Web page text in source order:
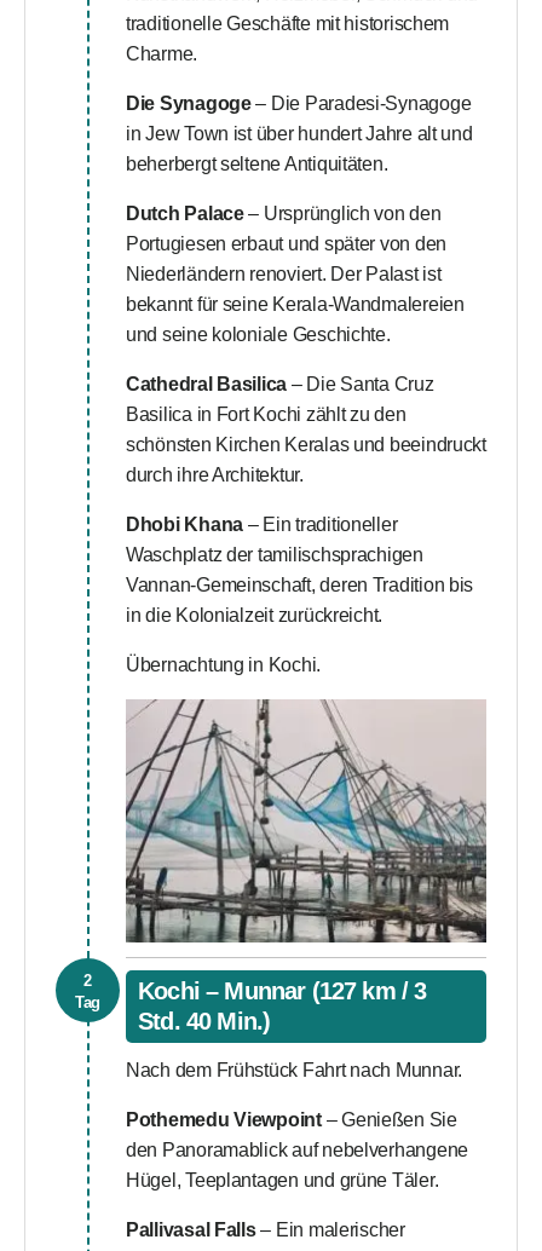
traditionelle Geschäfte mit historischem
Charme.
Die Synagoge– Die Paradesi-Synagoge
in Jew Town ist über hundert Jahre alt und
beherbergt seltene Antiquitäten.
Dutch Palace– Ursprünglich von den
Portugiesen erbaut und später von den
Niederländern renoviert. Der Palast ist
bekannt für seine Kerala-Wandmalereien
und seine koloniale Geschichte.
Cathedral Basilica – Die Santa Cruz
Basilica in Fort Kochi zählt zu den
schönsten Kirchen Keralas und beeindruckt
durch ihre Architektur.
Dhobi Khana – Ein traditioneller
Waschplatz der tamilischsprachigen
Vannan-Gemeinschaft, deren Tradition bis
in die Kolonialzeit zurückreicht.
Übernachtung in Kochi.
2
Tag
Kochi – Munnar (127 km / 3
Std. 40 Min.)
Nach dem Frühstück Fahrt nach Munnar.
Pothemedu Viewpoint– Genießen Sie
den Panoramablick auf nebelverhangene
Hügel, Teeplantagen und grüne Täler.
Pallivasal Falls– Ein malerischer